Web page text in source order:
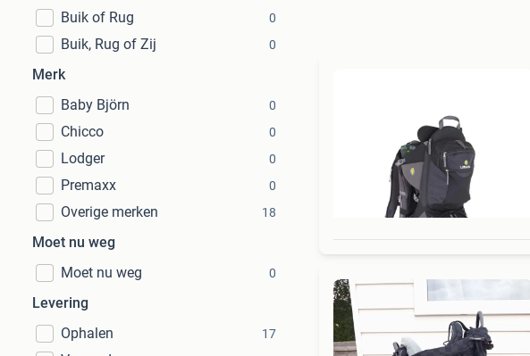
Buik of Rug 0
Buik, Rug of Zij 0
Merk
Baby Björn
0
Chicco 0
Lodger 0
Premaxx 0
Overige merken 18
Moet nu weg
Moet nu weg
0
Levering
Ophalen
17